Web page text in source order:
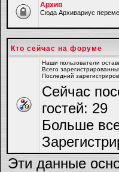
Архив
Cюда Архивариус
Кто сейчас на форуме
Наши пользователи
Всего
Последний
Сейчас
гостей:
Больше
Эти данные